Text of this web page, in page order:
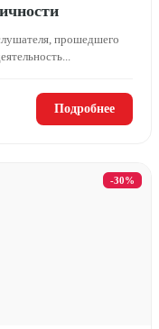
прошедшего
Подробнее
-30%